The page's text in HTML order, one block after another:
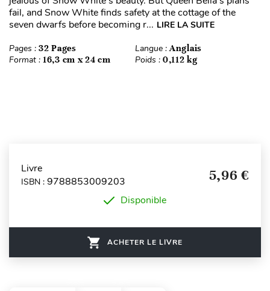
fail, and Snow White finds safety at the cottage of the
seven dwarfs before becoming r... LIRE LA SUITE
Pages : 32 Pages Langue :Anglais
Format : 16,3 cm x 24 cm Poids : 0,112 kg
Livre
ISBN : 9788853009203 5,96 €
Disponible
ACHETER LE LIVRE